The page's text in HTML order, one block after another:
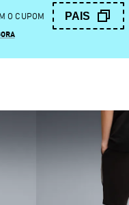
O CUPOM PAIS